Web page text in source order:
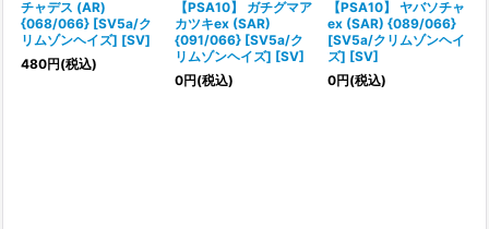
チャデス (AR)
{068/066} [SV5a/ク
リムゾンヘイズ] [SV]
480円(税込)
【PSA10】 ガチグマア
カツキex (SAR)
{091/066} [SV5a/ク
リムゾンヘイズ] [SV]
0円(税込)
【PSA10】 ヤバソチャ
ex (SAR) {089/066}
[SV5a/クリムゾンヘイ
ズ] [SV]
0円(税込)